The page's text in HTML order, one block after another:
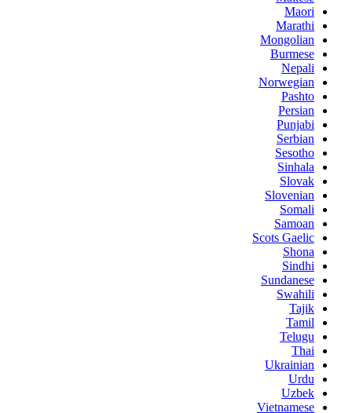
Maori
Marathi
Mongolian
Burmese
Nepali
Norwegian
Pashto
Persian
Punjabi
Serbian
Sesotho
Sinhala
Slovak
Slovenian
Somali
Samoan
Scots Gaelic
Shona
Sindhi
Sundanese
Swahili
Tajik
Tamil
Telugu
Thai
Ukrainian
Urdu
Uzbek
Vietnamese